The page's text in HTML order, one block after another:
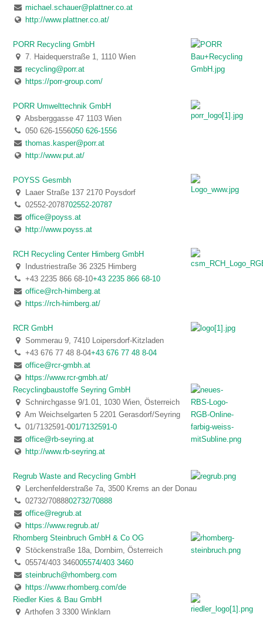
michael.schauer@plattner.co.at
http://www.plattner.co.at/
PORR Recycling GmbH
7. Haidequerstraße 1, 1110 Wien
recycling@porr.at
https://porr-group.com/
PORR Umwelttechnik GmbH
Absberggasse 47 1103 Wien
050 626-1556050 626-1556
thomas.kasper@porr.at
http://www.put.at/
POYSS Gesmbh
Laaer Straße 137 2170 Poysdorf
02552-2078702552-20787
office@poyss.at
http://www.poyss.at
RCH Recycling Center Himberg GmbH
Industriestraße 36 2325 Himberg
+43 2235 866 68-10+43 2235 866 68-10
office@rch-himberg.at
https://rch-himberg.at/
RCR GmbH
Sommerau 9, 7410 Loipersdorf-Kitzladen
+43 676 77 48 8-04+43 676 77 48 8-04
office@rcr-gmbh.at
https://www.rcr-gmbh.at/
Recyclingbaustoffe Seyring GmbH
Schnirchgasse 9/1.01, 1030 Wien, Österreich
Am Weichselgarten 5 2201 Gerasdorf/Seyring
01/7132591-001/7132591-0
office@rb-seyring.at
http://www.rb-seyring.at
Regrub Waste and Recycling GmbH
Lerchenfelderstraße 7a, 3500 Krems an der Donau
02732/7088802732/70888
office@regrub.at
https://www.regrub.at/
Rhomberg Steinbruch GmbH & Co OG
Stöckenstraße 18a, Dornbirn, Österreich
05574/403 346005574/403 3460
steinbruch@rhomberg.com
https://www.rhomberg.com/de
Riedler Kies & Bau GmbH
Arthofen 3 3300 Winklarn